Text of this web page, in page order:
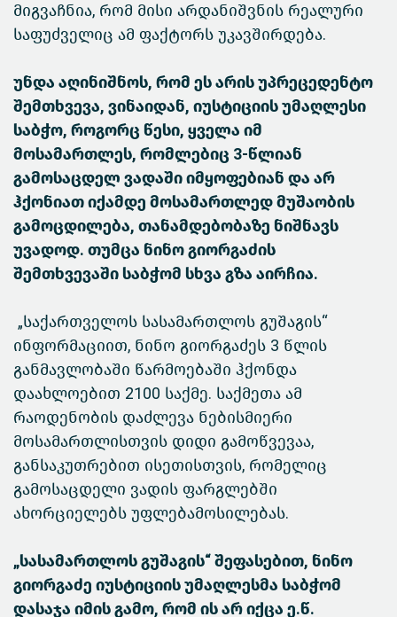
მიგვაჩნია, რომ მისი არდანიშვნის რეალური
საფუძველიც ამ ფაქტორს უკავშირდება.
უნდა აღინიშნოს, რომ ეს არის უპრეცედენტო
შემთხვევა, ვინაიდან, იუსტიციის უმაღლესი
საბჭო, როგორც წესი, ყველა იმ
მოსამართლეს, რომლებიც 3-წლიან
გამოსაცდელ ვადაში იმყოფებიან და არ
ჰქონიათ იქამდე მოსამართლედ მუშაობის
გამოცდილება, თანამდებობაზე ნიშნავს
უვადოდ. თუმცა ნინო გიორგაძის
შემთხვევაში საბჭომ სხვა გზა აირჩია.
„საქართველოს სასამართლოს გუშაგის“
ინფორმაციით, ნინო გიორგაძეს 3 წლის
განმავლობაში წარმოებაში ჰქონდა
დაახლოებით 2100 საქმე. საქმეთა ამ
რაოდენობის დაძლევა ნებისმიერი
მოსამართლისთვის დიდი გამოწვევაა,
განსაკუთრებით ისეთისთვის, რომელიც
გამოსაცდელი ვადის ფარგლებში
ახორციელებს უფლებამოსილებას.
„სასამართლოს გუშაგის“ შეფასებით, ნინო
გიორგაძე იუსტიციის უმაღლესმა საბჭომ
დასაჯა იმის გამო, რომ ის არ იქცა ე.წ.